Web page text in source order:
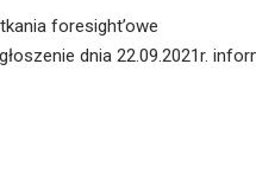
foresight’owe
dnia 22.09.2021r.